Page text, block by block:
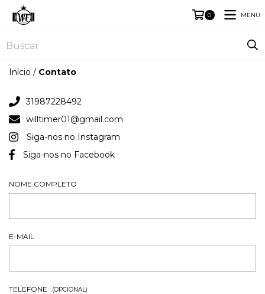
0 MENU
Início / Contato
31987228492
willtimer01@gmail.com
Siga-nos no Instagram
Siga-nos no Facebook
NOME COMPLETO
E-MAIL
TELEFONE (OPCIONAL)